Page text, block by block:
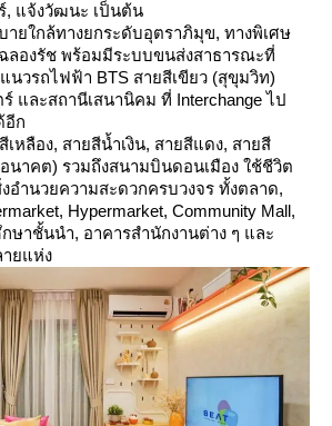
, แจ้งวัฒนะ เป็นต้น
ายใกล้ทางยกระดับอุตราภิมุข, ทางพิเศษ
ลองรัช พร้อมมีระบบขนส่งสาธารณะที่
นวรถไฟฟ้า BTS สายสีเขียว (สุขุมวิท)
และสถานีเสนานิคม ที่ Interchange ไป
อีก
หลือง, สายสีน้ำเงิน, สายสีแดง, สายสี
นาคต) รวมถึงสนามบินดอนเมือง ใช้ชีวิต
อำนวยความสะดวกครบวงจร ทั้งตลาด,
Hypermarket, Community Mall,
าชั้นนำ, อาคารสำนักงานต่าง ๆ และ
ยแห่ง